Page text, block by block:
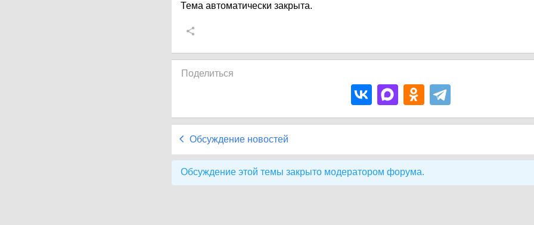
Тема автоматически закрыта.
Поделиться
Обсуждение новостей
Обсуждение этой темы закрыто модератором форума.